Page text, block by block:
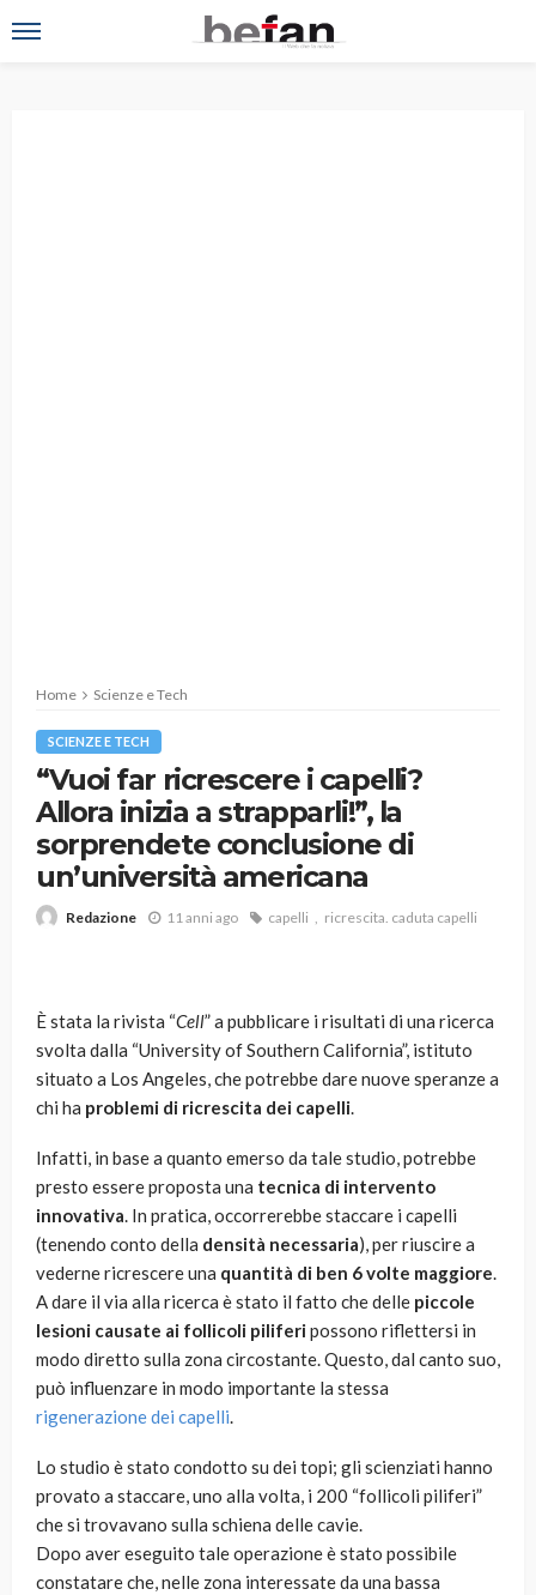
Home Scienze e Tech
SCIENZE E TECH
“Vuoi far ricrescere i capelli?
Allora inizia a strapparli!”, la
sorprendete conclusione di
un’università americana
Redazione 11 anni ago capelli ricrescita. caduta capelli
È stata la rivista “Cell” a pubblicare i risultati di una ricerca
svolta dalla “University of Southern California”, istituto
situato a Los Angeles, che potrebbe dare nuove speranze a
chi ha problemi di ricrescita dei capelli.
Infatti, in base a quanto emerso da tale studio, potrebbe
presto essere proposta una tecnica di intervento
innovativa. In pratica, occorrerebbe staccare i capelli
(tenendo conto della densità necessaria), per riuscire a
vederne ricrescere una quantità di ben 6 volte maggiore.
A dare il via alla ricerca è stato il fatto che delle piccole
lesioni causate ai follicoli piliferipossono riflettersi in
modo diretto sulla zona circostante. Questo, dal canto suo,
può influenzare in modo importante la stessa
rigenerazione dei capelli.
Lo studio è stato condotto su dei topi; gli scienziati hanno
provato a staccare, uno alla volta, i 200 “follicoli piliferi”
che si trovavano sulla schiena delle cavie.
Dopo aver eseguito tale operazione è stato possibile
constatare che, nelle zona interessate da una bassa